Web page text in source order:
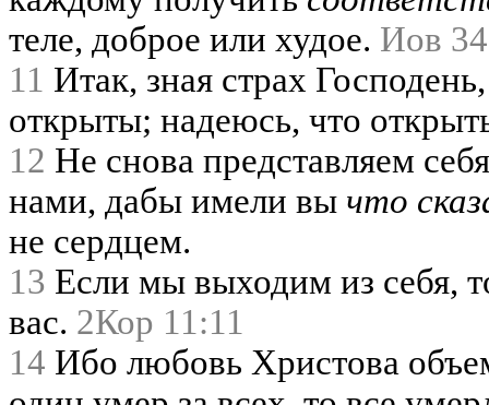
теле, доброе или худое. Иов
11 Итак, зная страх
открыты; надеюсь, что
12 Не снова представляем
нами, дабы имели вы что
не сердцем.
13 Если мы выходим из себя,
вас. 2Кор 11:11
14 Ибо любовь Христова